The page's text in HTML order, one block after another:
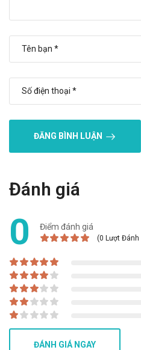
ĐĂNG BÌNH LUẬN
Đánh giá
0 Điểm đánh giá
(0 Lượt Đánh
ĐÁNH GIÁ NGAY